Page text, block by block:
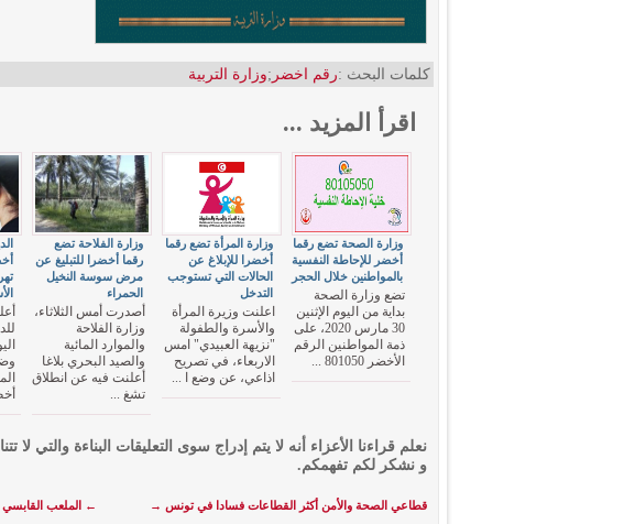
كلمات البحث :رقم اخضر ;وزارة التربية
اقرأ المزيد ...
وزارة الفلاحة تضع
رقما أخضرا للتبليغ عن
مرض سوسة النخيل
الحمراء
أصدرت أمس الثلاثاء،
وزارة الفلاحة
والموارد المائية
والصيد البحري بلاغا
أعلنت فيه عن انطلاق
تشغ ...
وزارة المرأة تضع رقما
أخضرا للإبلاغ عن
الحالات التي تستوجب
التدخل
اعلنت وزيرة المرأة
والأسرة والطفولة
"نزيهة العبيدي" امس
الاربعاء، في تصريح
اذاعي، عن وضع ا ...
وزارة الصحة تضع رقما
أخضر للإحاطة النفسية
بالمواطنين خلال الحجر
تضع وزارة الصحة
بداية من اليوم الإثنين
30 مارس 2020، على
ذمة المواطنين الرقم
الأخضر 801050 ...
نعلم قراءنا الأعزاء أنه لا يتم إدراج سوى التعليقات البناءة والتي لا
و نشكر لكم تفهمكم.
← الملعب قطاعي الصحة والأمن أكثر القطاعات فسادا في تونس →